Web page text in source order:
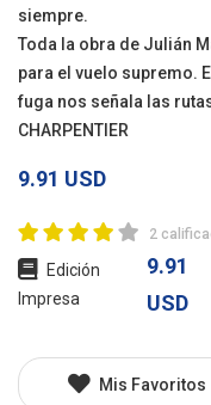
siempre.
Toda la obra de Julián
para el vuelo supremo.
fuga nos señala las
CHARPENTIER
9.91 USD
2
Edición
Impresa
9.91
USD
Mis Favoritos